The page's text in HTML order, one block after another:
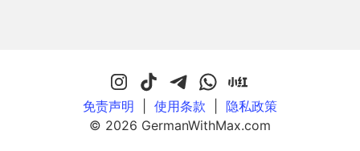
免责声明 使用条款
隐私政策
© 2026 GermanWithMax.com